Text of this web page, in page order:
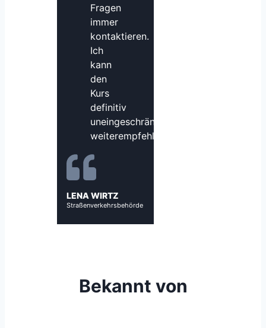
Fragen
immer
kontaktieren.
Ich
kann
den
Kurs
definitiv
uneingeschränkt
weiterempfehlen!
LENA WIRTZ
Straßenverkehrsbehörde
Bekannt von